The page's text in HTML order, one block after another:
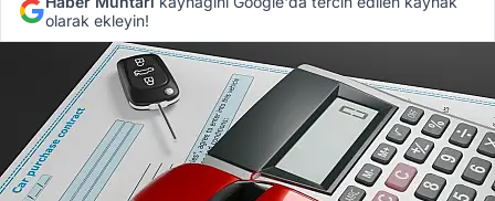
olarak ekleyin!